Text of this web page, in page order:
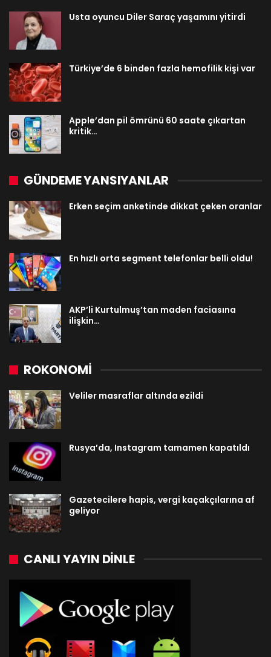
Usta oyuncu Diler Saraç yaşamını yitirdi
Türkiye’de 6 binden fazla hemofilik kişi var
Apple’dan pil ömrünü 60 saate çıkartan
kritik…
GÜNDEME YANSIYANLAR
Erken seçim anketinde dikkat çeken oranlar
En hızlı orta segment telefonlar belli oldu!
AKP’li Kurtulmuş’tan maden faciasına
ilişkin…
ROKONOMİ
Veliler masraflar altında ezildi
Rusya’da, Instagram tamamen kapatıldı
Gazetecilere hapis, vergi kaçakçılarına af
geliyor
CANLI YAYIN DINLE